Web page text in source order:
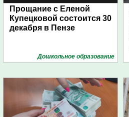
Прощание с Еленой
Купецковой состоится 30
декабря в Пензе
Дошкольное образование